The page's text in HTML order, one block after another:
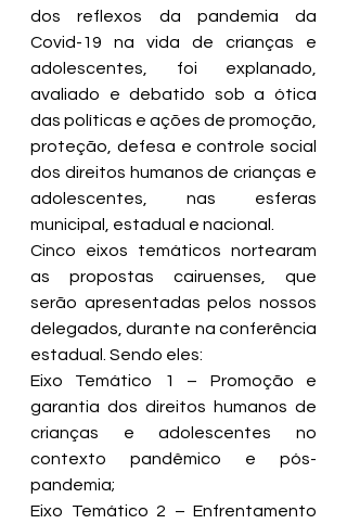
dos reflexos da pandemia da
Covid-19 na vida de crianças e
adolescentes, foi explanado,
avaliado e debatido sob a ótica
das políticas e ações de promoção,
proteção, defesa e controle social
dos direitos humanos de crianças e
adolescentes, nas esferas
municipal, estadual e nacional.
Cinco eixos temáticos nortearam
as propostas cairuenses, que
serão apresentadas pelos nossos
delegados, durante na conferência
estadual. Sendo eles:
Eixo Temático 1 – Promoção e
garantia dos direitos humanos de
crianças e adolescentes no
contexto pandêmico e pós-
pandemia;
Eixo Temático 2 – Enfrentamento